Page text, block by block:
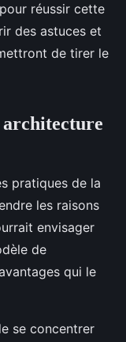
réussir cette
des astuces et
de tirer le
pratiques de la
les raisons
envisager
de
qui le
se concentrer